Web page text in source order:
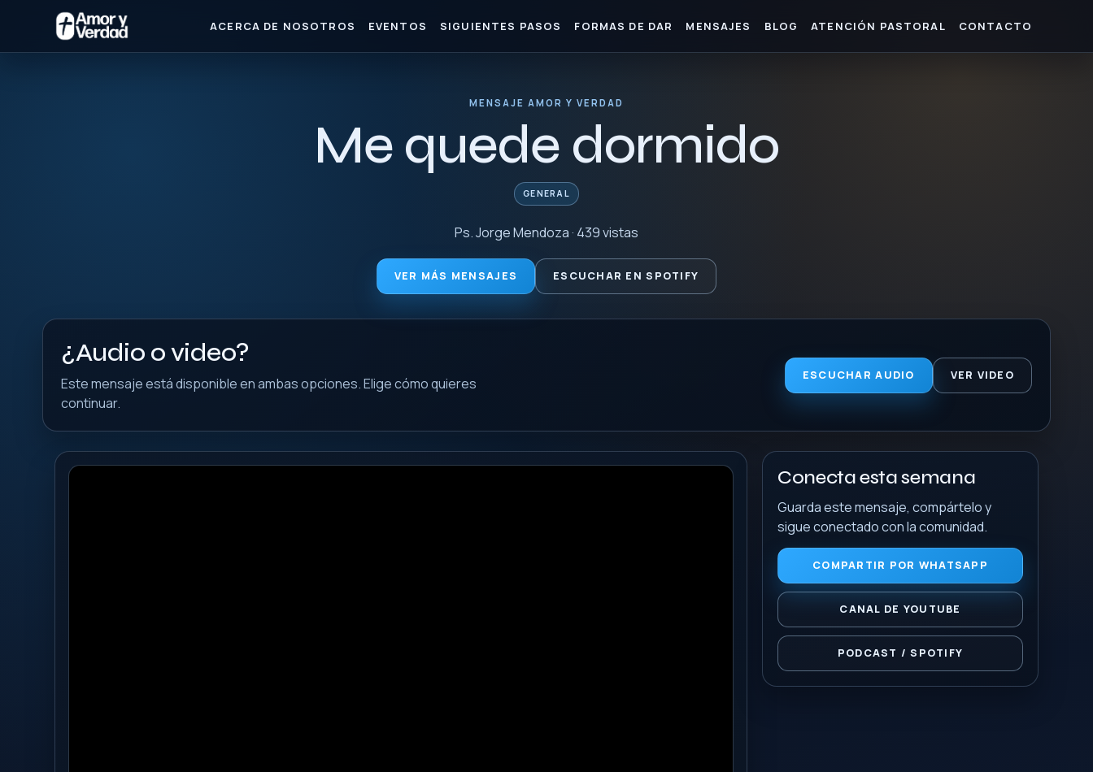
ACERCA DE NOSOTROS EVENTOS SIGUIENTES PASOS FORMAS DE DAR MENSAJES BLOG ATENCIÓN PASTORAL CONTACTO
MENSAJE AMOR Y VERDAD
Me quede dormido
GENERAL
Ps. Jorge Mendoza · 439 vistas
VER MÁS MENSAJES ESCUCHAR EN SPOTIFY
¿Audio o video?
Este mensaje está disponible en ambas opciones. Elige cómo quieres
continuar.
ESCUCHAR AUDIO VER VIDEO
Conecta esta semana
Guarda este mensaje, compártelo y
sigue conectado con la comunidad.
COMPARTIR POR WHATSAPP
CANAL DE YOUTUBE
PODCAST / SPOTIFY